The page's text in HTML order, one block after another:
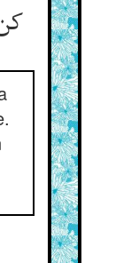
کن دم به دم لاتقنطوا